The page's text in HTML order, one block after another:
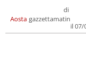
Aosta
di
gazzettamatin
il 07/